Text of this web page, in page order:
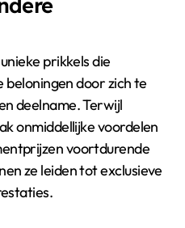
prikkels die
door zich te
deelname. Terwijl
onmiddellijke voordelen
voortdurende
ze leiden tot exclusieve